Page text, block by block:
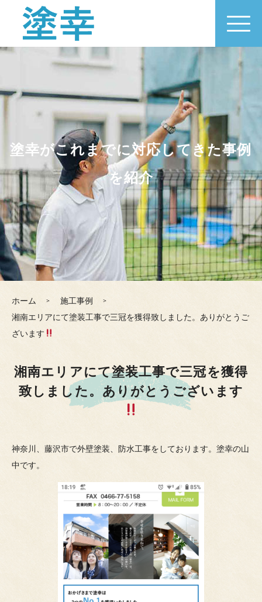
塗幸がこれまでに対応してきた事例
を紹介
ホーム
施工事例
湘南エリアにて塗装工事で三冠を獲得致しました。ありがとうご
ざいます
湘南エリアにて塗装工事で三冠を獲得
致しました。ありがとうございます
神奈川、藤沢市で外壁塗装、防水工事をしております。塗幸の山
中です。